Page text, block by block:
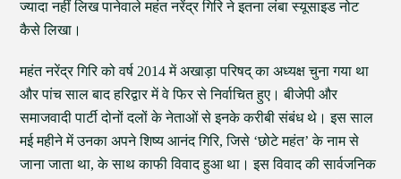
ज्यादा नहीं लिख पानेवाले महंत नरेंद्र गिरि ने इतना लंबा स्यूसाइड नोट
कैसे लिखा।
महंत नरेंद्र गिरि को वर्ष 2014 में अखाड़ा परिषद् का अध्यक्ष चुना गया था
और पांच साल बाद हरिद्वार में वे फिर से निर्वाचित हुए। बीजेपी और
समाजवादी पार्टी दोनों दलों के नेताओं से इनके करीबी संबंध थे। इस साल
मई महीने में उनका अपने शिष्य आनंद गिरि, जिसे ‘छोटे महंत’ के नाम से
जाना जाता था, के साथ काफी विवाद हुआ था। इस विवाद की सार्वजनिक